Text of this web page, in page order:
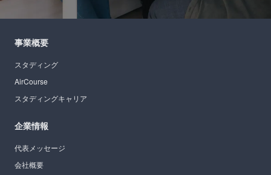
事業概要
スタディング
AirCourse
スタディングキャリア
企業情報
代表メッセージ
会社概要